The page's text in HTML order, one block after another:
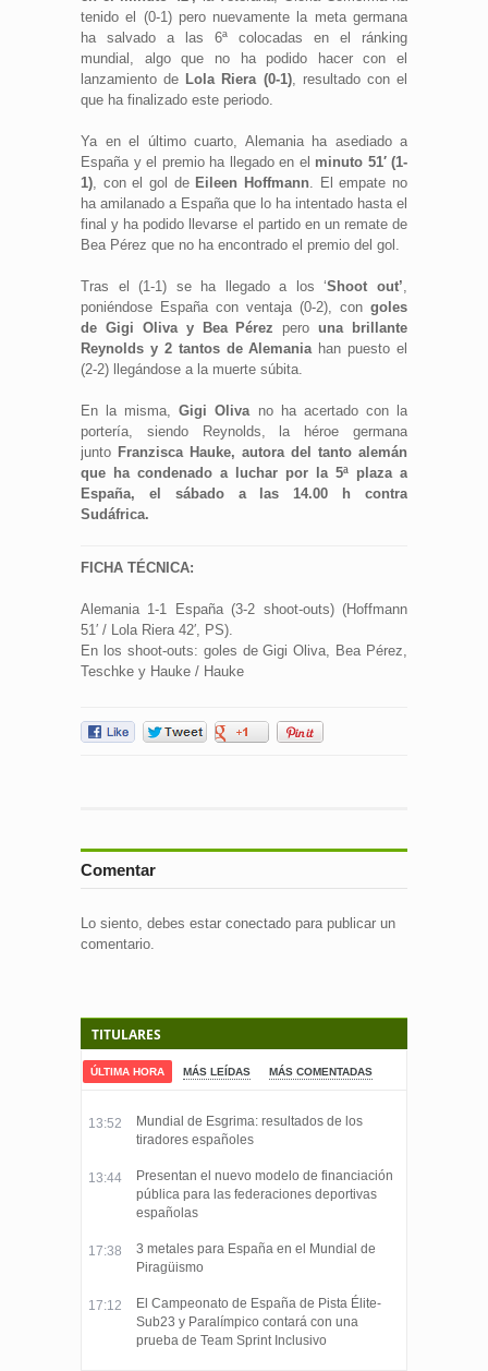
tenido el (0-1) pero nuevamente la meta germana
ha salvado a las 6ª colocadas en el ránking
mundial, algo que no ha podido hacer con el
lanzamiento de Lola Riera (0-1), resultado con el
que ha finalizado este periodo.
Ya en el último cuarto, Alemania ha asediado a
España y el premio ha llegado en el minuto 51′ (1-
1) , con el gol deEileen Hoffmann . El empate no
ha amilanado a España que lo ha intentado hasta el
final y ha podido llevarse el partido en un remate de
Bea Pérez que no ha encontrado el premio del gol.
Tras el (1-1) se ha llegado a los ‘Shoot out’
poniéndose España con ventaja (0-2), con goles
de Gigi Oliva y Bea Pérez perouna brillante
Reynolds y 2 tantos de Alemania han puesto el
(2-2) llegándose a la muerte súbita.
En la misma,Gigi Oliva no ha acertado con la
portería, siendo Reynolds, la héroe germana
junto Franzisca Hauke, autora del tanto alemán
que ha condenado a luchar por la 5ª plaza a
España, el sábado a las 14.00 h contra
Sudáfrica.
FICHA TÉCNICA:
Alemania 1-1 España (3-2 shoot-outs) (Hoffmann
51′ / Lola Riera 42′, PS).
En los shoot-outs: goles de Gigi Oliva, Bea Pérez,
Teschke y Hauke / Hauke
Comentar
Lo siento, debes estar conectado para publicar un
comentario.
TITULARES
ÚLTIMA HORA MÁS LEÍDAS MÁS COMENTADAS
13:52
Mundial de Esgrima: resultados de los
tiradores españoles
13:44
Presentan el nuevo modelo de financiación
pública para las federaciones deportivas
españolas
17:38
3 metales para España en el Mundial de
Piragüismo
17:12
El Campeonato de España de Pista Élite-
Sub23 y Paralímpico contará con una
prueba de Team Sprint Inclusivo